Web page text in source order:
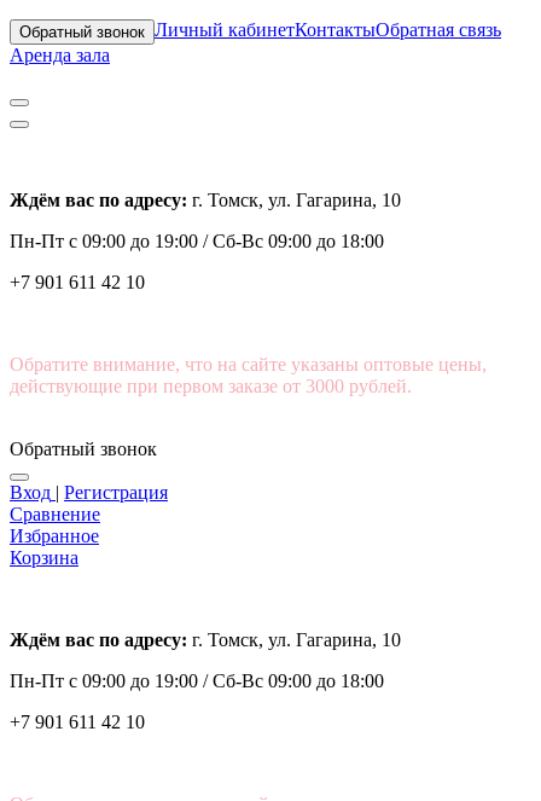
Обратный звонок Личный кабинетКонтактыОбратная связь
Аренда зала
Ждём вас по адресу: г. Томск, ул. Гагарина, 10
Пн-Пт с 09:00 до 19:00 /Сб-Вс 09:00 до 18:00
+7 901 611 42 10
Обратите внимание, что на сайте указаны оптовые цены,
действующие при первом заказе от 3000 рублей.
Обратный звонок
Вход | Регистрация
Сравнение
Избранное
Корзина
Ждём вас по адресу: г. Томск, ул. Гагарина, 10
Пн-Пт с 09:00 до 19:00 /Сб-Вс 09:00 до 18:00
+7 901 611 42 10